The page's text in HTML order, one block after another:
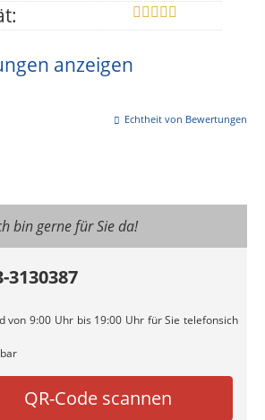
anzeigen
Echtheit von Bewertungen
bin gerne für Sie da!
3130387
von 9:00 Uhr bis 19:00 Uhr für Sie telefonsich
QR-Code scannen